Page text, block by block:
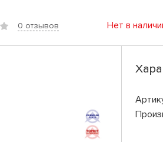
0 отзывов Нет в